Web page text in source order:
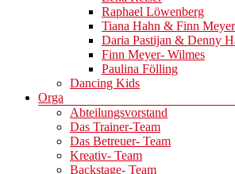
Raphael Löwenberg
Tiana Hahn & Finn
Daria Pastijan & Denny
Finn Meyer- Wilmes
Paulina Fölling
Dancing Kids
Orga
Abteilungsvorstand
Das Trainer-Team
Das Betreuer- Team
Kreativ- Team
Backstage- Team